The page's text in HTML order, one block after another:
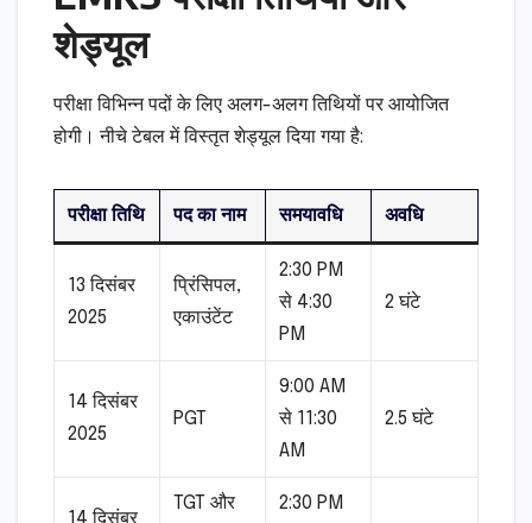
शेड्यूल
परीक्षा विभिन्न पदों के लिए अलग-अलग तिथियों पर आयोजित
होगी। नीचे टेबल में विस्तृत शेड्यूल दिया गया है:
परीक्षा तिथि पद का नाम समयावधि अवधि
13 दिसंबर
2025
प्रिंसिपल,
एकाउंटेंट
2:30 PM
से 4:30
PM
2 घंटे
14 दिसंबर
2025
PGT
9:00 AM
से 11:30
AM
2.5 घंटे
14 दिसंबर
TGT और 2:30 PM